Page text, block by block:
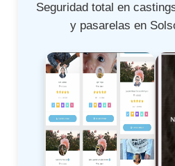
Seguridad total en
y pasarelas en